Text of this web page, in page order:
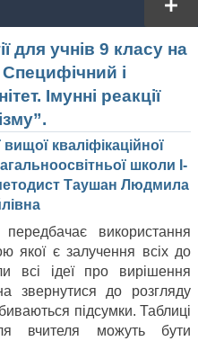
для учнів 9 класу на
Специфічний і
Імунні реакції
кваліфікаційної
школи І-
методист Таушан Людмила
використання
якої є залучення всіх до
всі ідеї про вирішення
звернутися до розгляду
підсумки. Таблиці
вчителя можуть бути